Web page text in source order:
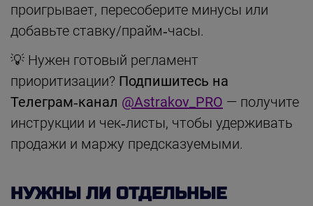
проигрывает, пересоберите минусы или
добавьте ставку/прайм‑часы.
💡 Нужен готовый регламент
приоритизации? Подпишитесь на
Телеграм‑канал @Astrakov_PRO — получите
инструкции и чек‑листы, чтобы удерживать
продажи и маржу предсказуемыми.
НУЖНЫ ЛИ ОТДЕЛЬНЫЕ